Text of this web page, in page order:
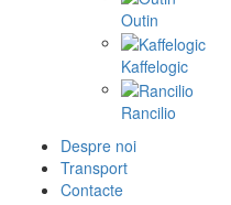
Outin
Kaffelogic
Rancilio
Despre noi
Transport
Contacte